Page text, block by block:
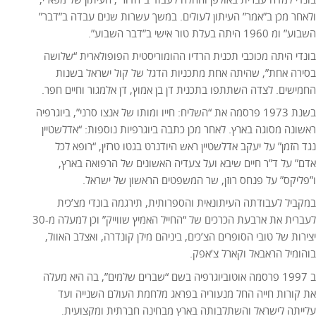
ולאחר מכן ב”אמר” העיתון לעולים. במשך עשרות שנים עבדה ב”דבר”
השבוע” ומ 1960 היתה בעלת טור אישי ב”דבר השבוע”.
בונדי היתה מכוכבי תכנית הרדיו ההומוריסטית הפופולארית “שלושה
בסירה אחת”, שהיתה אחת מתכניות הדגל של קול ישראל בשנות
החמישים. לצדה השתתפו בתכנית דן בן אמוץ, דן אלמגור וחיים חפר.
בשנת 1973 פרסמה את “השליח: חייו ומותו של אנצו סרני”, ביוגרפיה
ראשונה מסוגה בארץ. לאחר מכן כתבה ביוגרפיות נוספות: “אדלשטיין
נגד הזמן” על יעקב אדלשטיין ראש היודנרט בגטו טרזין, “רופא לכל
אדם” על ד”ר חיים שיבא ועל צעדיה האשונים של הרפואה בארץ,
ו”פליקס” על פנחס רוזן, שר המשפטים הראשון של ישראל.
במקביל לעבודתה העיתונאית והספרותית, תירגמה בונדי מצ’כית
לעברית את ארבעת הכרכים של “החייל האמיץ שווייק” וכן למעלה מ-30
יצירות של טובי הסופרים הצ’כים, ביניהם מילן קונדרה, ואצלב האוול,
בוהומיל הראבאל וקארל צ’אפק.
ב 1997 פרסמה אוטוביוגרפיה בשם “שברים שלמים”, בה היא מעלה
את קורות חייה החל מנעוריה בפראג מלחמת העולם השנייה ועד
עלייתה לישראל והשתלבותה בארץ מבחינה חברתית ומקצועית.